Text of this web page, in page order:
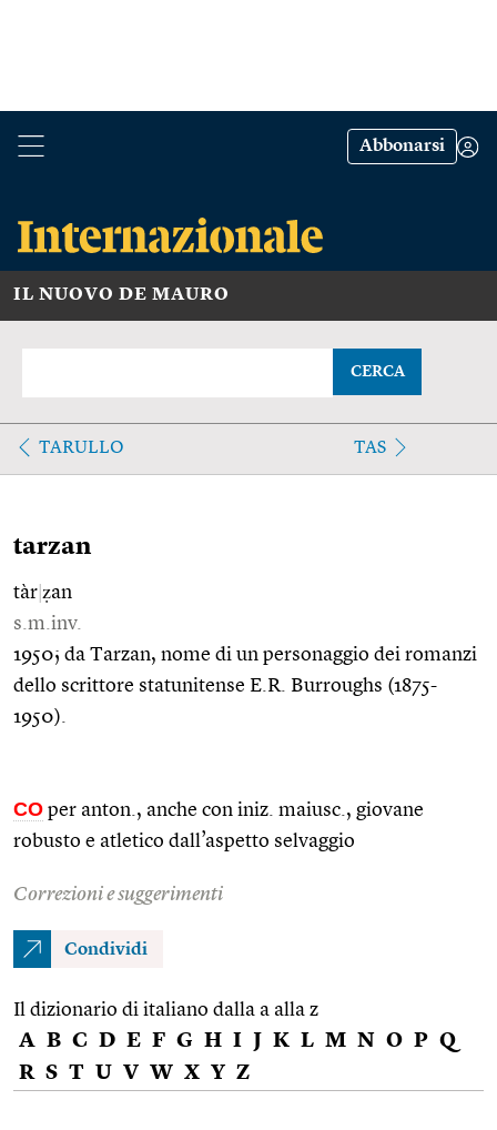
Abbonarsi
IL NUOVO DE MAURO
CERCA
TARULLO TAS
tarzan
tàr ẓan
s.m.inv.
1950; da Tarzan, nome di un personaggio dei romanzi
dello scrittore statunitense E.R. Burroughs (1875-
1950).
CO per anton., anche con iniz. maiusc., giovane
robusto e atletico dall’aspetto selvaggio
Correzioni e suggerimenti
Condividi
Il dizionario di italiano dalla a alla z
A B C D E F G H I J K L M N O P Q
R S T U V W X Y Z